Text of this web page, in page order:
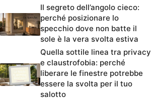
Il segreto dell’angolo cieco:
perché posizionare lo
specchio dove non batte il
sole è la vera svolta estiva
Quella sottile linea tra privacy
e claustrofobia: perché
liberare le finestre potrebbe
essere la svolta per il tuo
salotto